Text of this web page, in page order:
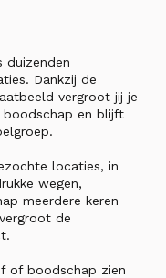
duizenden
Dankzij de
vergroot jij je
boodschap en blijft
locaties, in
wegen,
meerdere keren
de
of boodschap zien